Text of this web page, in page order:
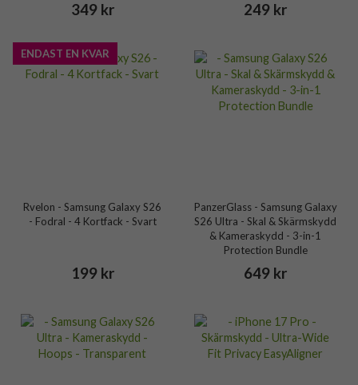
349 kr 249 kr
ENDAST EN KVAR
Rvelon - Samsung Galaxy S26
- Fodral - 4 Kortfack - Svart
199 kr
PanzerGlass - Samsung Galaxy
S26 Ultra - Skal & Skärmskydd
& Kameraskydd - 3-in-1
Protection Bundle
649 kr